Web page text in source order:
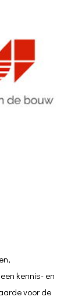
kennis- en
voor de